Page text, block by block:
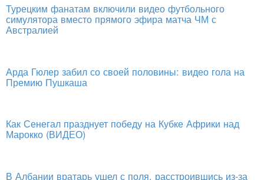
Турецким фанатам включили видео футбольного
симулятора вместо прямого эфира матча ЧМ с
Австралией
Арда Гюлер забил со своей половины: видео гола на
Премию Пушкаша
Как Сенегал празднует победу на Кубке Африки над
Марокко (ВИДЕО)
В Албании вратарь ушел с поля, расстроившись из-за